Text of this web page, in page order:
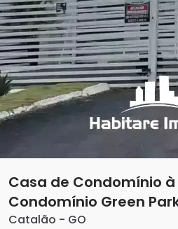
Casa de Condomínio
Condomínio Green
Catalão - GO